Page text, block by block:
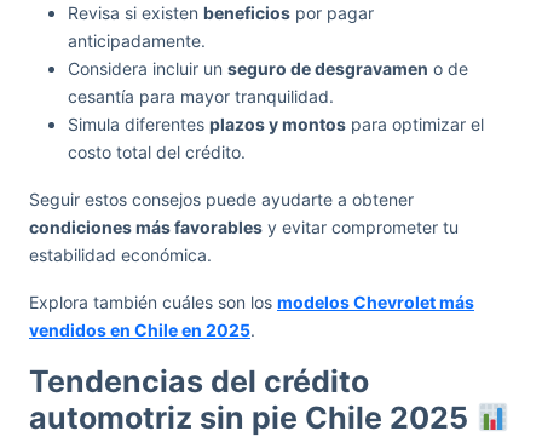
Revisa si existen beneficios por pagar
anticipadamente.
Considera incluir un seguro de desgravamen o de
cesantía para mayor tranquilidad.
Simula diferentes plazos y montos para optimizar el
costo total del crédito.
Seguir estos consejos puede ayudarte a obtener
condiciones más favorables y evitar comprometer tu
estabilidad económica.
Explora también cuáles son los modelos Chevrolet más
vendidos en Chile en 2025.
Tendencias del crédito
automotriz sin pie Chile 2025